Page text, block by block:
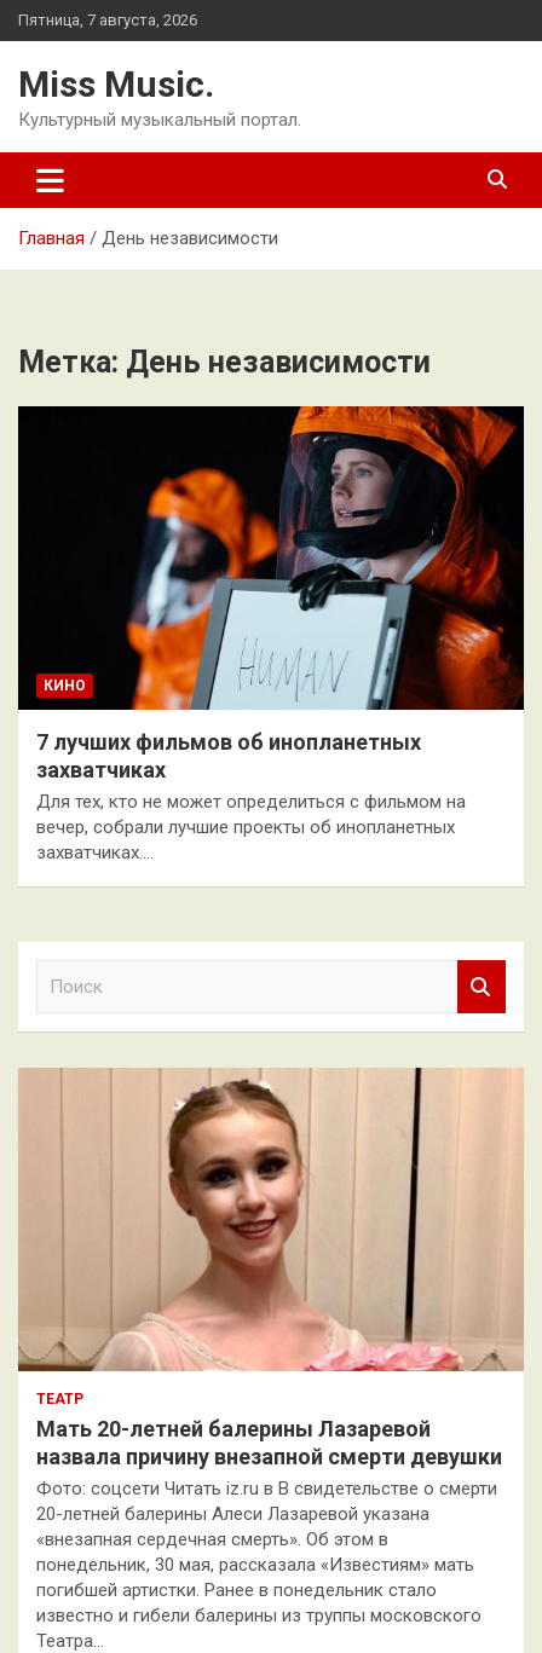
Перейти
к
Пятница, 7 августа, 2026
Miss Music.
Культурный музыкальный портал.
Главная День независимости
Метка: День независимости
КИНО
7 лучших фильмов об инопланетных
захватчиках
Для тех, кто не может определиться с фильмом на
вечер, собрали лучшие проекты об инопланетных
захватчиках.…
к
ТЕАТР
Мать 20-летней балерины Лазаревой
назвала причину внезапной смерти девушки
Фото: соцсети Читать iz.ru в В свидетельстве о смерти
20-летней балерины Алеси Лазаревой указана
«внезапная сердечная смерть». Об этом в
понедельник, 30 мая, рассказала «Известиям» мать
погибшей артистки. Ранее в понедельник стало
известно и гибели балерины из труппы московского
Театра…